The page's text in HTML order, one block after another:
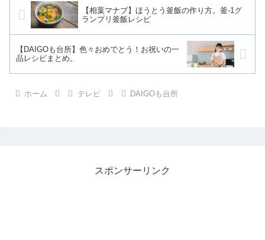
【相葉マナブ】ほうとう釜飯の作り方。釜-1グ
ランプリ釜飯レシピ
【DAIGOも台所】色々おめでとう！お祝いの一
品レシピまとめ。
ホーム テレビ DAIGOも台所
スポンサーリンク